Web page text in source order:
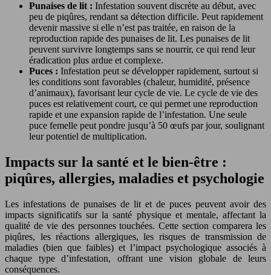
Punaises de lit : Infestation souvent discrète au début, avec
peu de piqûres, rendant sa détection difficile. Peut rapidement
devenir massive si elle n’est pas traitée, en raison de la
reproduction rapide des punaises de lit. Les punaises de lit
peuvent survivre longtemps sans se nourrir, ce qui rend leur
éradication plus ardue et complexe.
Puces : Infestation peut se développer rapidement, surtout si
les conditions sont favorables (chaleur, humidité, présence
d’animaux), favorisant leur cycle de vie. Le cycle de vie des
puces est relativement court, ce qui permet une reproduction
rapide et une expansion rapide de l’infestation. Une seule
puce femelle peut pondre jusqu’à 50 œufs par jour, soulignant
leur potentiel de multiplication.
Impacts sur la santé et le bien-être :
piqûres, allergies, maladies et psychologie
Les infestations de punaises de lit et de puces peuvent avoir des
impacts significatifs sur la santé physique et mentale, affectant la
qualité de vie des personnes touchées. Cette section comparera les
piqûres, les réactions allergiques, les risques de transmission de
maladies (bien que faibles) et l’impact psychologique associés à
chaque type d’infestation, offrant une vision globale de leurs
conséquences.